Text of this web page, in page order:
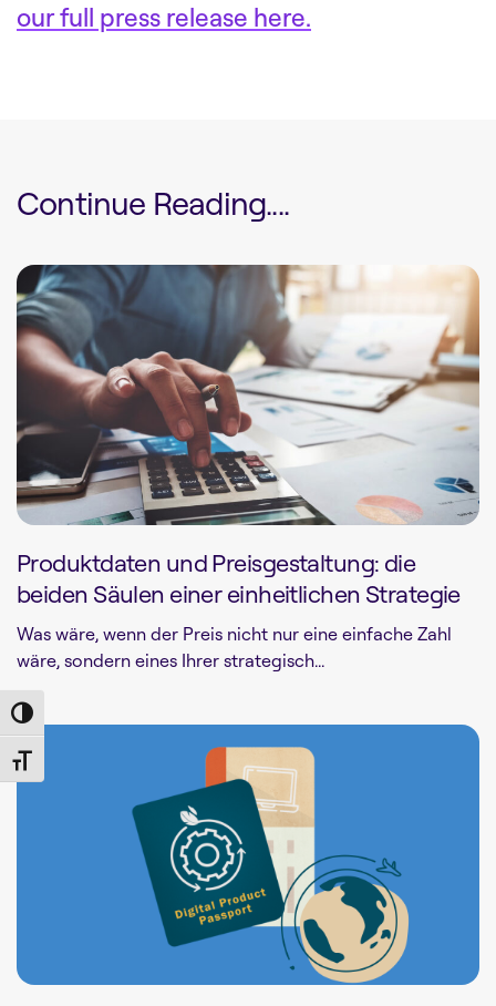
Toggle High Contrast
Toggle Font size
our full press release here.
Continue Reading....
Produktdaten und Preisgestaltung: die
beiden Säulen einer einheitlichen Strategie
Was wäre, wenn der Preis nicht nur eine einfache Zahl
wäre, sondern eines Ihrer strategisch...